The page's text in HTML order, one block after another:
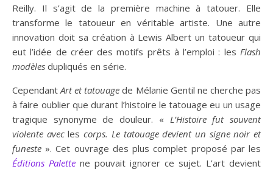
Reilly. Il s’agit de la première machine à tatouer. Elle
transforme le tatoueur en véritable artiste. Une autre
innovation doit sa création à Lewis Albert un tatoueur qui
eut l’idée de créer des motifs prêts à l’emploi : les Flash
modèles dupliqués en série.
CependantArt et tatouage de Mélanie Gentil ne cherche pas
à faire oublier que durant l’histoire le tatouage eu un usage
tragique synonyme de douleur. « L’Histoire fut souvent
violente aveclescorps. Le tatouage devient un signe noir et
funeste ». Cet ouvrage des plus complet proposé par les
Éditions Palette ne pouvait ignorer ce sujet. L’art devient